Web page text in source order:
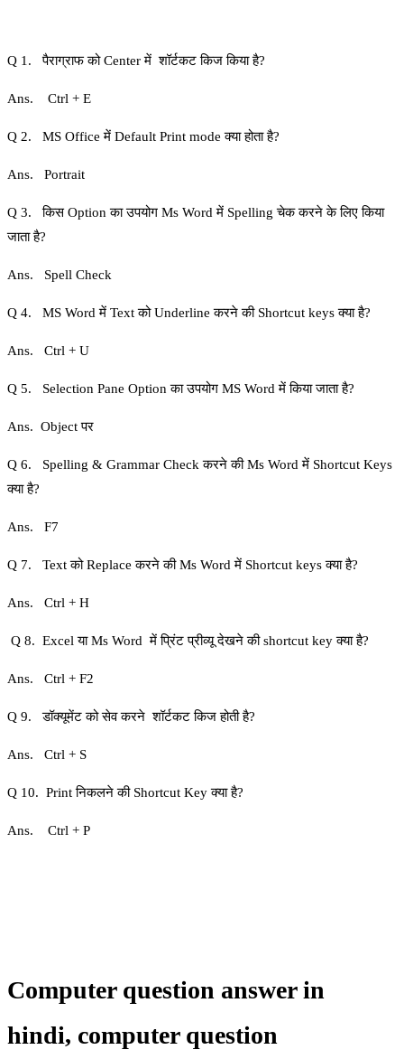
Q 1. पैराग्राफ को Center में शॉर्टकट किज किया है?
Ans. Ctrl + E
Q 2. MS Office में Default Print mode क्या होता है?
Ans. Portrait
Q 3. किस Option का उपयोग Ms Word में Spelling चेक करने के लिए किया
जाता है?
Ans. Spell Check
Q 4. MS Word में Text को Underline करने की Shortcut keys क्या है?
Ans. Ctrl + U
Q 5. Selection Pane Option का उपयोग MS Word में किया जाता है?
Ans. Object पर
Q 6. Spelling & Grammar Check करने की Ms Word में Shortcut Keys
क्या है?
Ans. F7
Q 7. Text को Replace करने की Ms Word में Shortcut keys क्या है?
Ans. Ctrl + H
Q 8. Excel या Ms Word में प्रिंट प्रीव्यू देखने की shortcut key क्या है?
Ans. Ctrl + F2
Q 9. डॉक्यूमेंट को सेव करने शॉर्टकट किज होती है?
Ans. Ctrl + S
Q 10. Print निकलने की Shortcut Key क्या है?
Ans. Ctrl + P
Computer question answer in
hindi, computer question